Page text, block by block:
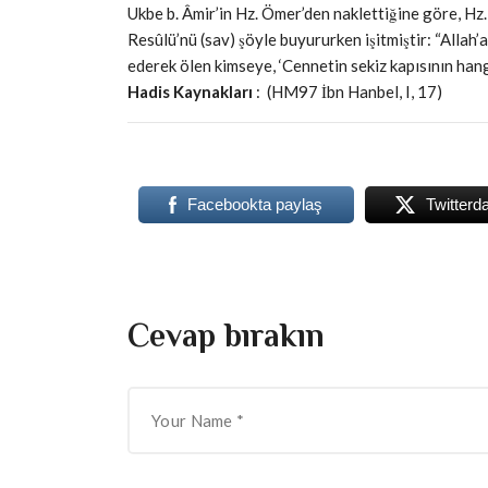
Ukbe b. Âmir’in Hz. Ömer’den naklettiğine göre,
Resûlü’nü (sav) şöyle buyururken işitmiştir:
ederek ölen kimseye, ‘Cennetin sekiz kapısının
Hadis Kaynakları : (HM97 İbn Hanbel, I, 17)
Facebookta paylaş
Cevap bırakın